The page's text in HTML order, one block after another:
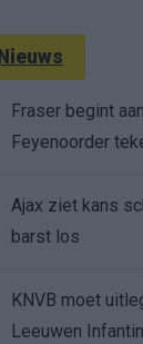
Nieuws
Fraser begint
Feyenoorder
Ajax ziet kans
barst los
KNVB moet
Leeuwen